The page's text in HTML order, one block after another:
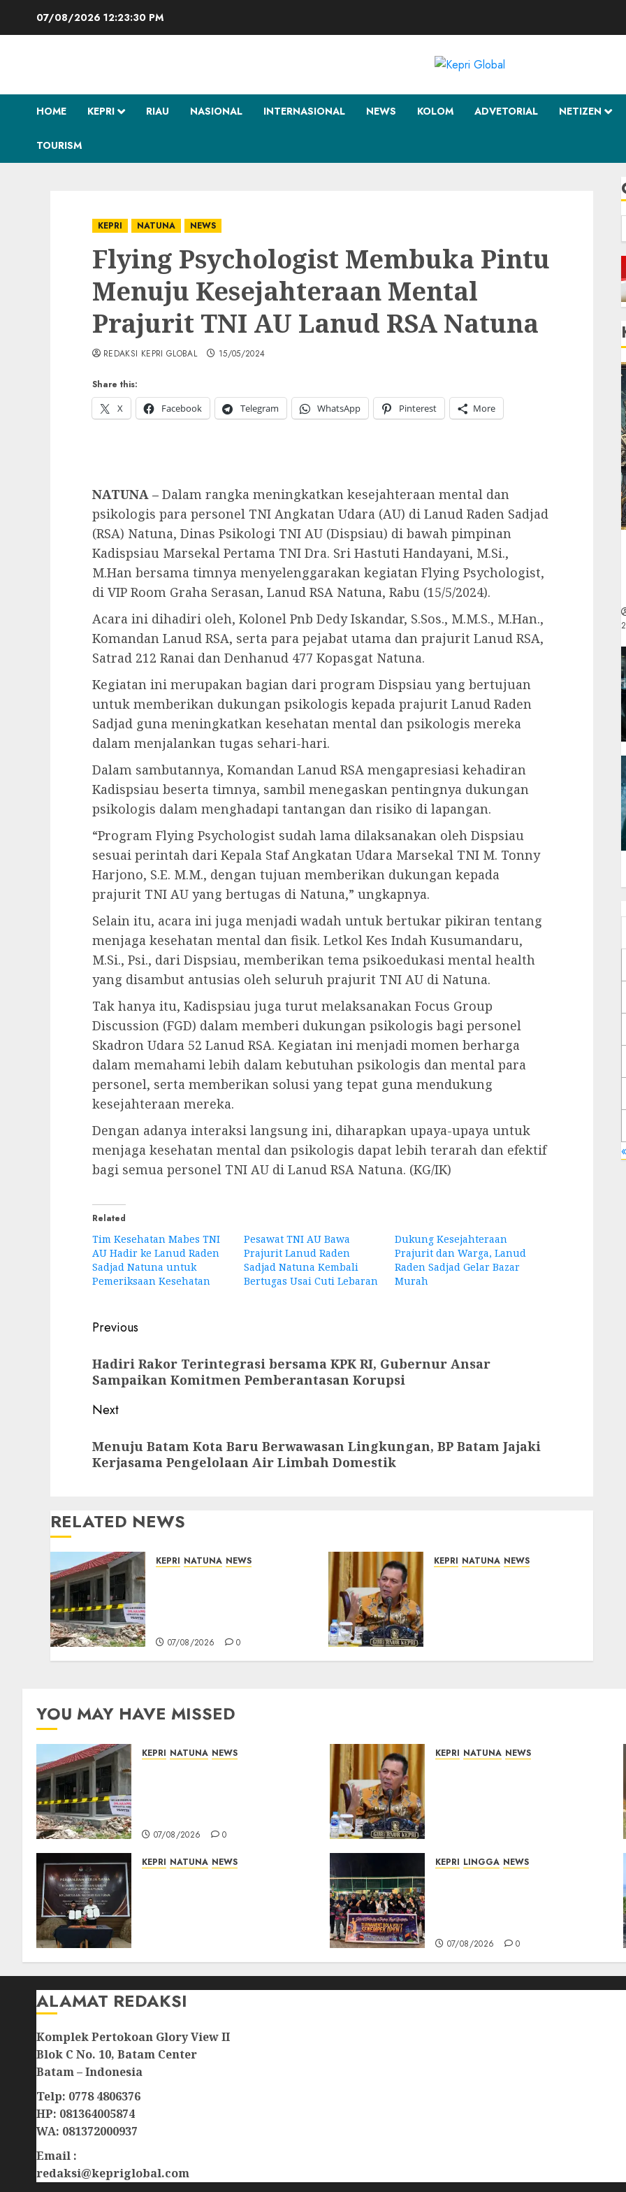
07/08/2026 12:23:31 PM
HOME KEPRI RIAU NASIONAL INTERNASIONAL NEWS KOLOM ADVETORIAL NETIZEN
TOURISM
KEPRI NATUNA NEWS
Flying Psychologist Membuka Pintu
Menuju Kesejahteraan Mental
Prajurit TNI AU Lanud RSA Natuna
Share this:
X
Facebook Telegram WhatsApp Pinterest More
REDAKSI KEPRI GLOBAL 15/05/2024
NATUNA – Dalam rangka meningkatkan kesejahteraan mental dan
psikologis para personel TNI Angkatan Udara (AU) di Lanud Raden Sadjad
(RSA) Natuna, Dinas Psikologi TNI AU (Dispsiau) di bawah pimpinan
Kadispsiau Marsekal Pertama TNI Dra. Sri Hastuti Handayani, M.Si.,
M.Han bersama timnya menyelenggarakan kegiatan Flying Psychologist,
di VIP Room Graha Serasan, Lanud RSA Natuna, Rabu (15/5/2024).
Acara ini dihadiri oleh, Kolonel Pnb Dedy Iskandar, S.Sos., M.M.S., M.Han.,
Komandan Lanud RSA, serta para pejabat utama dan prajurit Lanud RSA,
Satrad 212 Ranai dan Denhanud 477 Kopasgat Natuna.
Kegiatan ini merupakan bagian dari program Dispsiau yang bertujuan
untuk memberikan dukungan psikologis kepada prajurit Lanud Raden
Sadjad guna meningkatkan kesehatan mental dan psikologis mereka
dalam menjalankan tugas sehari-hari.
Dalam sambutannya, Komandan Lanud RSA mengapresiasi kehadiran
Kadispsiau beserta timnya, sambil menegaskan pentingnya dukungan
psikologis dalam menghadapi tantangan dan risiko di lapangan.
“Program Flying Psychologist sudah lama dilaksanakan oleh Dispsiau
sesuai perintah dari Kepala Staf Angkatan Udara Marsekal TNI M. Tonny
Harjono, S.E. M.M., dengan tujuan memberikan dukungan kepada
prajurit TNI AU yang bertugas di Natuna,” ungkapnya.
Selain itu, acara ini juga menjadi wadah untuk bertukar pikiran tentang
menjaga kesehatan mental dan fisik. Letkol Kes Indah Kusumandaru,
M.Si., Psi., dari Dispsiau, memberikan tema psikoedukasi mental health
yang disambut antusias oleh seluruh prajurit TNI AU di Natuna.
Tak hanya itu, Kadispsiau juga turut melaksanakan Focus Group
Discussion (FGD) dalam memberi dukungan psikologis bagi personel
Skadron Udara 52 Lanud RSA. Kegiatan ini menjadi momen berharga
dalam memahami lebih dalam kebutuhan psikologis dan mental para
personel, serta memberikan solusi yang tepat guna mendukung
kesejahteraan mereka.
Dengan adanya interaksi langsung ini, diharapkan upaya-upaya untuk
menjaga kesehatan mental dan psikologis dapat lebih terarah dan efektif
bagi semua personel TNI AU di Lanud RSA Natuna. (KG/IK)
Related
Tim Kesehatan Mabes TNI
AU Hadir ke Lanud Raden
Sadjad Natuna untuk
Pemeriksaan Kesehatan
Pesawat TNI AU Bawa
Prajurit Lanud Raden
Sadjad Natuna Kembali
Bertugas Usai Cuti Lebaran
Dukung Kesejahteraan
Prajurit dan Warga, Lanud
Raden Sadjad Gelar Bazar
Murah
Post
navigation
Previous
post:
Hadiri Rakor Terintegrasi bersama KPK RI, Gubernur Ansar
Sampaikan Komitmen Pemberantasan Korupsi
Next
post:
Menuju Batam Kota Baru Berwawasan Lingkungan, BP Batam Jajaki
Kerjasama Pengelolaan Air Limbah Domestik
RELATED NEWS
KEPRI NATUNA NEWS
07/08/2026 0
KEPRI NATUNA NEWS
07/08/2026 0
YOU MAY HAVE MISSED
KEPRI NATUNA NEWS
07/08/2026 0
KEPRI NATUNA NEWS
KEPRI NATUNA NEWS
07/08/2026 0
KEPRI LINGGA NEWS
07/08/2026 0
ALAMAT REDAKSI
Komplek Pertokoan Glory View II
Blok C No. 10, Batam Center
Batam – Indonesia
Telp: 0778 4806376
HP: 081364005874
WA: 081372000937
Email :
redaksi@kepriglobal.com